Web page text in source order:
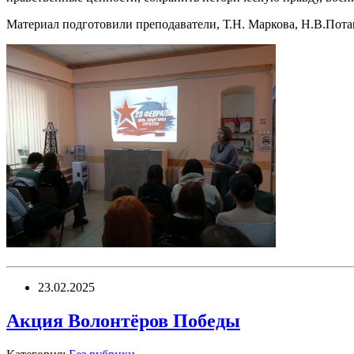
Материал подготовили преподаватели, Т.Н. Маркова,
23.02.2025
Акция Волонтёров Победы